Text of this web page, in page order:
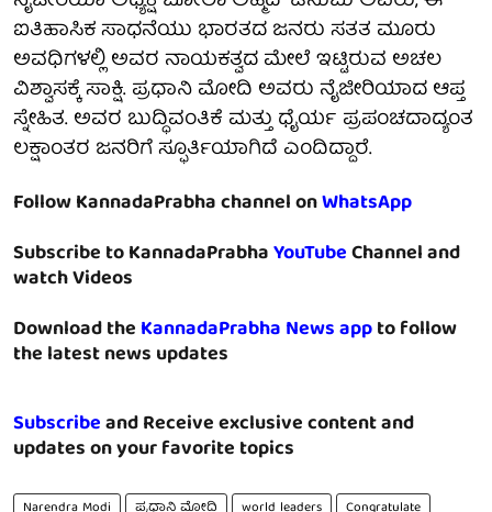
ಐತಿಹಾಸಿಕ ಸಾಧನೆಯು ಭಾರತದ ಜನರು ಸತತ ಮೂರು
ಅವಧಿಗಳಲ್ಲಿ ಅವರ ನಾಯಕತ್ವದ ಮೇಲೆ ಇಟ್ಟಿರುವ ಅಚಲ
ವಿಶ್ವಾಸಕ್ಕೆ ಸಾಕ್ಷಿ. ಪ್ರಧಾನಿ ಮೋದಿ ಅವರು ನೈಜೀರಿಯಾದ ಆಪ್ತ
ಸ್ನೇಹಿತ. ಅವರ ಬುದ್ಧಿವಂತಿಕೆ ಮತ್ತು ಧೈರ್ಯ ಪ್ರಪಂಚದಾದ್ಯಂತ
ಲಕ್ಷಾಂತರ ಜನರಿಗೆ ಸ್ಫೂರ್ತಿಯಾಗಿದೆ ಎಂದಿದ್ದಾರೆ.
Follow KannadaPrabha channel onWhatsApp
Subscribe to KannadaPrabhaYouTubeChannel and
watch Videos
Download theKannadaPrabha News appto follow
the latest news updates
Subscribeand Receive exclusive content and
updates on your favorite topics